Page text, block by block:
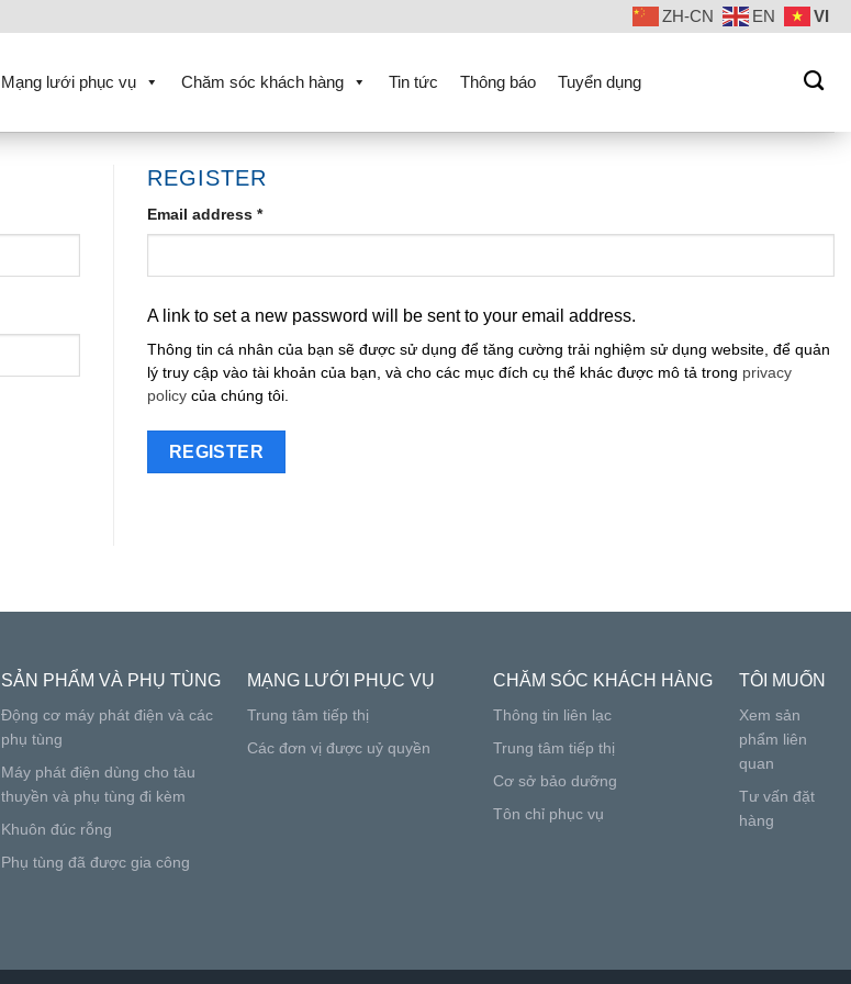
ZH-CN EN VI
Mạng lưới phục vụ Chăm sóc khách hàng Tin tức Thông báo Tuyển dụng
REGISTER
Email address *
A link to set a new password will be sent to your email address.
Thông tin cá nhân của bạn sẽ được sử dụng để tăng cường trải nghiệm sử dụng website, để quản
lý truy cập vào tài khoản của bạn, và cho các mục đích cụ thể khác được mô tả trong privacy
policy của chúng tôi.
REGISTER
SẢN PHẨM VÀ PHỤ TÙNG
Động cơ máy phát điện và các
phụ tùng
Máy phát điện dùng cho tàu
thuyền và phụ tùng đi kèm
Khuôn đúc rỗng
Phụ tùng đã được gia công
MẠNG LƯỚI PHỤC VỤ
Trung tâm tiếp thị
Các đơn vị được uỷ quyền
CHĂM SÓC KHÁCH HÀNG
Thông tin liên lạc
Trung tâm tiếp thị
Cơ sở bảo dưỡng
Tôn chỉ phục vụ
TÔI MUỐN
Xem sản
phẩm liên
quan
Tư vấn đặt
hàng